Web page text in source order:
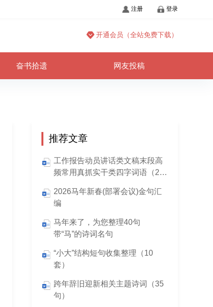
注册 登录
开通会员（全站免费下载）
奋书拾遗 网友投稿
推荐文章
工作报告动员讲话类文稿末段高
频常用真抓实干类四字词语（28
2026马年新春(部署会议)金句汇
编
马年来了，为您整理40句
带“马”的诗词名句
“小大”结构短句收集整理（10
套）
跨年辞旧迎新相关主题诗词（35
句）